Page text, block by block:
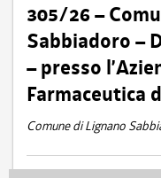
305/26 –
Sabbiadoro –
– presso
Farmaceutica
Comune di Lignano